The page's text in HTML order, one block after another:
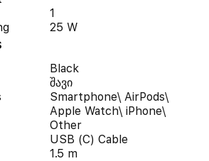
1
25 W
Black
შავი
Smartphone\ AirPods\
Apple Watch\ iPhone\
Other
USB (C) Cable
1.5 m